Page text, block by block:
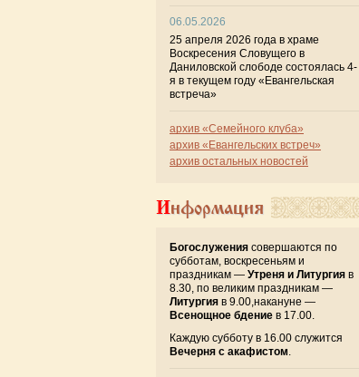
06.05.2026
25 апреля 2026 года в храме
Воскресения Словущего в
Даниловской слободе состоялась 4-
я в текущем году «Евангельская
встреча»
архив «Семейного клуба»
архив «Евангельских встреч»
архив остальных новостей
Информация
Богослужения совершаются по
субботам, воскресеньям и
праздникам — Утреня и Литургия в
8.30, по великим праздникам —
Литургия в 9.00,накануне —
Всенощное бдение в 17.00.
Каждую субботу в 16.00 служится
Вечерня с акафистом.